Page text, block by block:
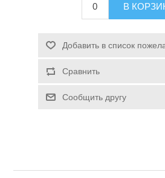
Спасательные
В
Добавить в список
Сравнить
Сообщить другу